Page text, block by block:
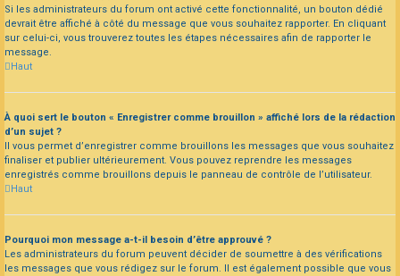
Si les administrateurs du forum ont activé cette fonctionnalité, un bouton dédié
devrait être affiché à côté du message que vous souhaitez rapporter. En cliquant
sur celui-ci, vous trouverez toutes les étapes nécessaires afin de rapporter le
message.
Haut
À quoi sert le bouton « Enregistrer comme brouillon » affiché lors de la rédaction
d’un sujet ?
Il vous permet d’enregistrer comme brouillons les messages que vous souhaitez
finaliser et publier ultérieurement. Vous pouvez reprendre les messages
enregistrés comme brouillons depuis le panneau de contrôle de l’utilisateur.
Haut
Pourquoi mon message a-t-il besoin d’être approuvé ?
Les administrateurs du forum peuvent décider de soumettre à des vérifications
les messages que vous rédigez sur le forum. Il est également possible que vous